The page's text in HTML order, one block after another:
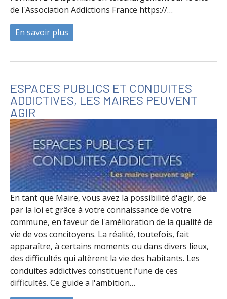
de l'Association Addictions France https://…
En savoir plus
ESPACES PUBLICS ET CONDUITES
ADDICTIVES, LES MAIRES PEUVENT
AGIR
En tant que Maire, vous avez la possibilité d'agir, de
par la loi et grâce à votre connaissance de votre
commune, en faveur de l'amélioration de la qualité de
vie de vos concitoyens. La réalité, toutefois, fait
apparaître, à certains moments ou dans divers lieux,
des difficultés qui altèrent la vie des habitants. Les
conduites addictives constituent l'une de ces
difficultés. Ce guide a l'ambition…